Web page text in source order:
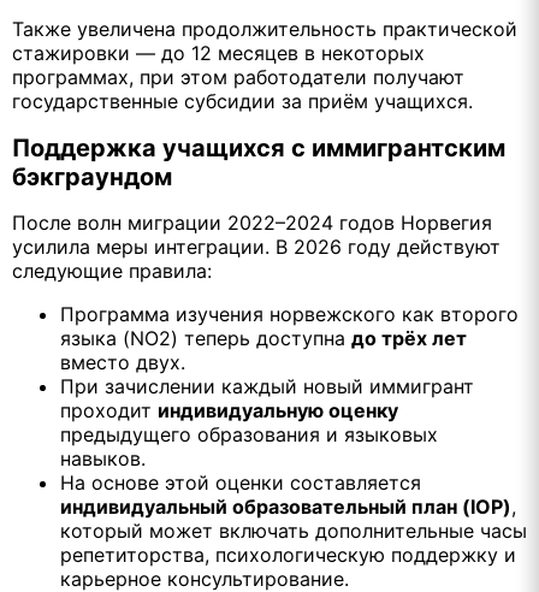
Также увеличена продолжительность практической
стажировки — до 12 месяцев в некоторых
программах, при этом работодатели получают
государственные субсидии за приём учащихся.
Поддержка учащихся с иммигрантским
бэкграундом
После волн миграции 2022–2024 годов Норвегия
усилила меры интеграции. В 2026 году действуют
следующие правила:
Программа изучения норвежского как второго
языка (NO2) теперь доступна до трёх лет
вместо двух.
При зачислении каждый новый иммигрант
проходит индивидуальную оценку
предыдущего образования и языковых
навыков.
На основе этой оценки составляется
индивидуальный образовательный план (IOP),
который может включать дополнительные часы
репетиторства, психологическую поддержку и
карьерное консультирование.